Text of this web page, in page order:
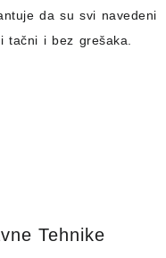
da su svi navedeni
tačni i bez grešaka.
Tehnike